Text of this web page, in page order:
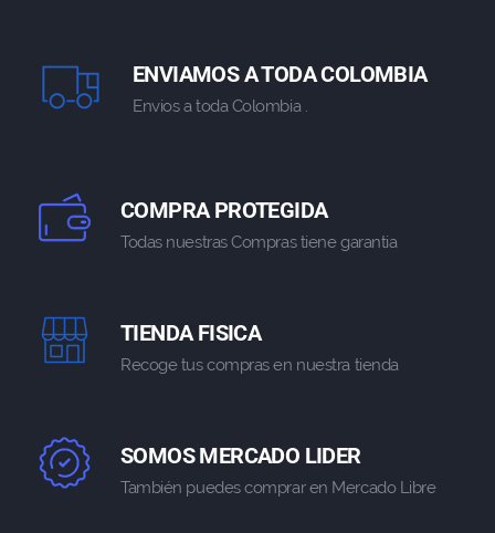
ENVIAMOS A TODA COLOMBIA
Envios a toda Colombia .
COMPRA PROTEGIDA
Todas nuestras Compras tiene garantia
TIENDA FISICA
Recoge tus compras en nuestra tienda
SOMOS MERCADO LIDER
También puedes comprar en Mercado Libre